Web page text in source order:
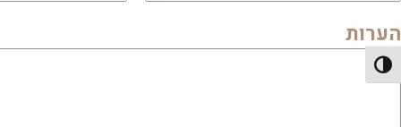
הפעל/כבה ניגודיות גבוהה
הערות